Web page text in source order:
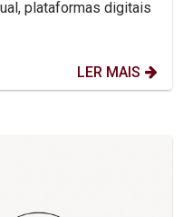
plataformas digitais
LER MAIS